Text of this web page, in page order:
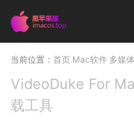
当前位置： 首页 Mac软件 多媒
VideoDuke For
载工具